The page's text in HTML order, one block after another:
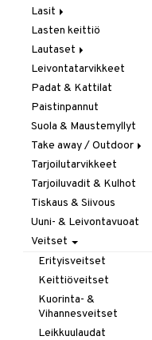
Leivänpaahtimet
Mixerit &
Sähkövatkaimet
Muut koneet
Vedenkeittimet
Lasit
Juoma- & Cocktailasit
Juomalasit
Olutlasit
Shamppanjalasit
Snapsi- & Aveclasit
Viinilasit
Whiskey- & Konjakkilasit
Lasten keittiö
Lautaset
Asetit
Ruokalautaset
Syvät lautaset
Leivontatarvikkeet
Padat & Kattilat
Paistinpannut
Suola & Maustemyllyt
Take away / Outdoor
Eväslaatikot
Pullot
Termoskannut
Termosmukit
Tarjoilutarvikkeet
Tarjoiluvadit & Kulhot
Tiskaus & Siivous
Uuni- & Leivontavuoat
Veitset
Erityisveitset
Keittiöveitset
Kuorinta- &
Vihannesveitset
Leikkuulaudat